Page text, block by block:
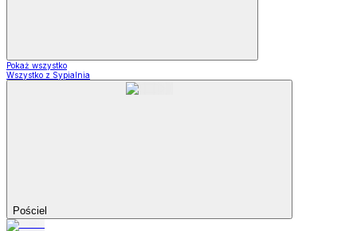
Pokaż wszystko
Wszystko z Sypialnia
Pościel